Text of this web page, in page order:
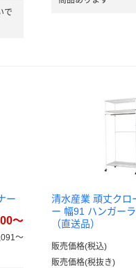
で
ー
～
～
清水産業 頑丈クロ
ー 幅91 ハンガー
（直送品）
販売価格(税込)
販売価格(税抜き)